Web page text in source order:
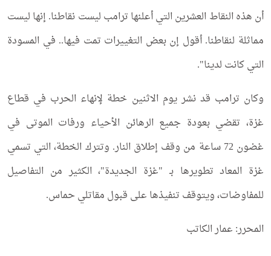
أن هذه النقاط العشرين التي أعلنها ترامب ليست نقاطنا. إنها ليست
مماثلة لنقاطنا. أقول إن بعض التغييرات تمت فيها.. في المسودة
التي كانت لدينا".
وكان ترامب قد نشر يوم الاثنين خطة لإنهاء الحرب في قطاع
غزة، تقضي بعودة جميع الرهائن الأحياء ورفات الموتى في
غضون 72 ساعة من وقف إطلاق النار. وتترك الخطة، التي تسمي
غزة المعاد تطويرها بـ "غزة الجديدة"، الكثير من التفاصيل
للمفاوضات، ويتوقف تنفيذها على قبول مقاتلي حماس.
المحرر: عمار الكاتب